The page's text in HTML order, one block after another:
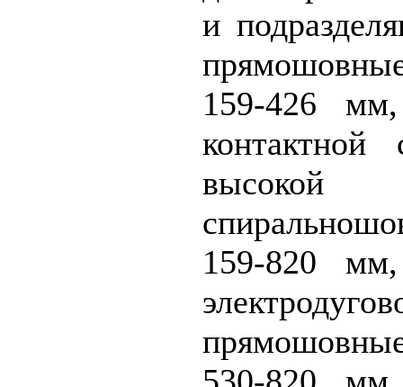
и
159-426 мм,
контактной
159-820 мм,